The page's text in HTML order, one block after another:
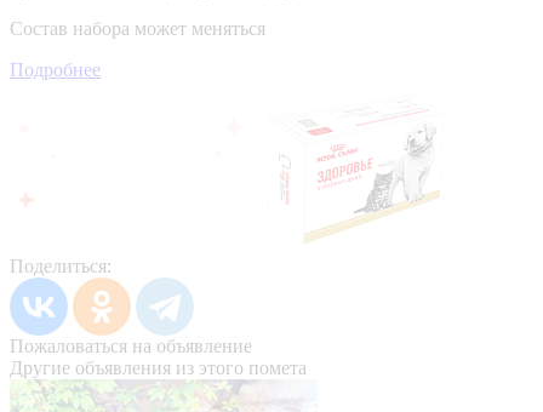
Состав набора может меняться
Подробнее
Поделиться:
Пожаловаться на объявление
Другие объявления из этого помета